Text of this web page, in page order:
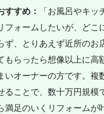
すすめ：
「お風呂やキッ
フォームしたいが、どこ
ず、とりあえず近所のお
もらったら想像以上に高
いオーナーの方です。複
ることで、数十万円規模
満足のいくリフォームが